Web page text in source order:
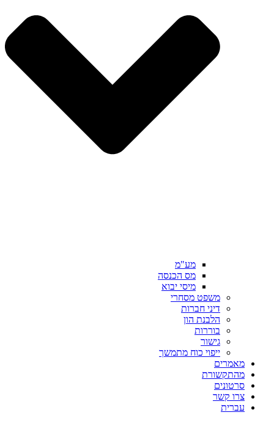
מע"מ
מס הכנסה
מיסי יבוא
משפט מסחרי
דיני חברות
הלבנת הון
בוררות
גישור
ייפוי כוח מתמשך
מאמרים
מהתקשורת
סרטונים
צרו קשר
עברית